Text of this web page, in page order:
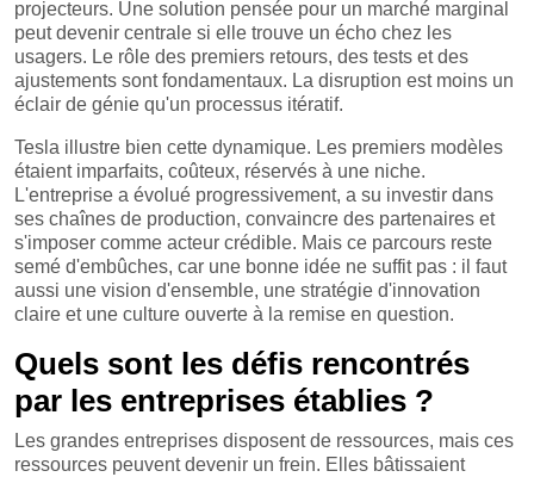
projecteurs. Une solution pensée pour un marché marginal
peut devenir centrale si elle trouve un écho chez les
usagers. Le rôle des premiers retours, des tests et des
ajustements sont fondamentaux. La disruption est moins un
éclair de génie qu'un processus itératif.
Tesla illustre bien cette dynamique. Les premiers modèles
étaient imparfaits, coûteux, réservés à une niche.
L'entreprise a évolué progressivement, a su investir dans
ses chaînes de production, convaincre des partenaires et
s'imposer comme acteur crédible. Mais ce parcours reste
semé d'embûches, car une bonne idée ne suffit pas : il faut
aussi une vision d'ensemble, une stratégie d'innovation
claire et une culture ouverte à la remise en question.
Quels sont les défis rencontrés
par les entreprises établies ?
Les grandes entreprises disposent de ressources, mais ces
ressources peuvent devenir un frein. Elles bâtissaient